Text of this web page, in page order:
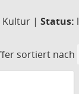
Kultur | Status:
sortiert nach